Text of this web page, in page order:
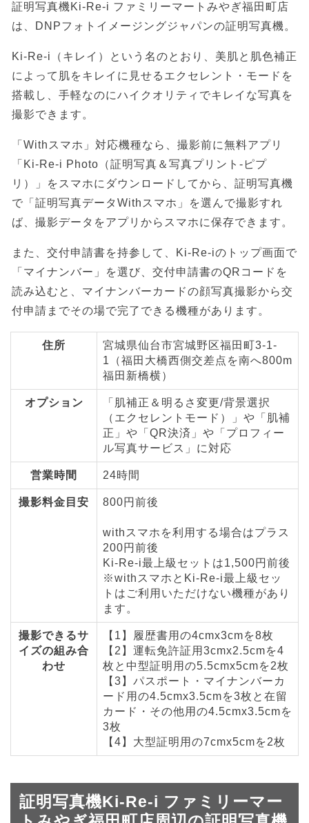
証明写真機Ki-Re-i ファミリーマートみやぎ福田町店
は、DNPフォトイメージングジャパンの証明写真機。
Ki-Re-i（キレイ）という名のとおり、美肌と肌色補正
によって肌をキレイに見せるエクセレント・モードを
搭載し、手軽なのにハイクオリティでキレイな写真を
撮影できます。
「Withスマホ」対応機種なら、撮影前に無料アプリ
「Ki-Re-i Photo（証明写真＆写真プリント-ピプ
リ）」をスマホにダウンロードしてから、証明写真機
で「証明写真データWithスマホ」を選んで撮影すれ
ば、撮影データをアプリからスマホに保存できます。
また、交付申請書を持参して、Ki-Re-iのトップ画面で
「マイナンバー」を選び、交付申請書のQRコードを
読み込むと、マイナンバーカードの顔写真撮影から交
付申請までその場で完了できる機種があります。
住所
宮城県仙台市宮城野区福田町3-1-
1（福田大橋西側交差点を南へ800m
福田新橋横）
オプション
「肌補正＆明るさ変更/背景選択
（エクセレントモード）」や「肌補
正」や「QR決済」や「プロフィー
ル写真サービス」に対応
営業時間 24時間
撮影料金目安 800円前後
withスマホを利用する場合はプラス
200円前後
Ki-Re-i最上級セットは1,500円前後
※withスマホとKi-Re-i最上級セッ
トはご利用いただけない機種があり
ます。
撮影できるサ
イズの組み合
わせ
【1】履歴書用の4cmx3cmを8枚
【2】運転免許証用3cmx2.5cmを4
枚と中型証明用の5.5cmx5cmを2枚
【3】パスポート・マイナンバーカ
ード用の4.5cmx3.5cmを3枚と在留
カード・その他用の4.5cmx3.5cmを
3枚
【4】大型証明用の7cmx5cmを2枚
証明写真機Ki-Re-i ファミリーマー